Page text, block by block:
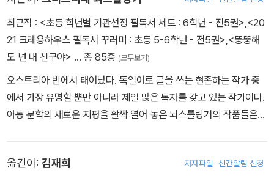
최근작 : <초등 학년별 기관선정 필독서 세트 : 6학년 - 전5권>,<20
21 크레용하우스 필독서 꾸러미 : 초등 5-6학년 - 전5권>,<뚱뚱해
도 넌 내 친구야> … 총 85종 (모두보기)
오스트리아 빈에서 태어났다. 독일어로 글을 쓰는 현존하는 작가 중
에서 가장 유명할 뿐만 아니라 제일 많은 독자를 갖고 있는 작가이다.
아동 문학의 새로운 지평을 활짝 열어 놓은 뇌스틀링거의 작품들은
리스티안 안데르센 상, 독일 청소년 문학상, 오스트리아 국가상, 오스
옮긴이: 김재희 저자파일 신간알림 신청